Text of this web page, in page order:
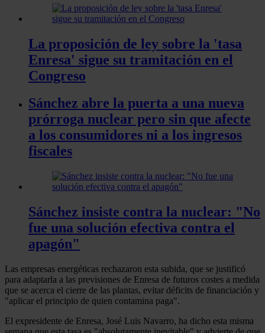
La proposición de ley sobre la 'tasa
Enresa' sigue su tramitación en el
Congreso
Sánchez abre la puerta a una nueva
prórroga nuclear pero sin que afecte
a los consumidores ni a los ingresos
fiscales
Sánchez insiste contra la nuclear: "No
fue una solución efectiva contra el
apagón"
Las empresas energéticas rechazaron esta subida, que se justificó
para adaptarla a las previsiones de Enresa de futuros costes a medida
que se acerca el cierre de las plantas, evitar déficits de financiación y
"aplicar el principio de quien contamina paga".
El expresidente de Enresa, José Luis Navarro, ha dicho esta misma